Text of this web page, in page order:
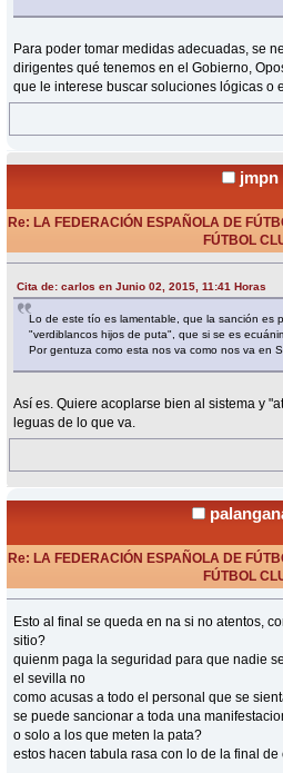
Para poder tomar medidas adecuadas, se
dirigentes qué tenemos en el Gobierno,
que le interese buscar soluciones lógicas o
jmpn
Re: LA FEDERACIÓN ESPAÑOLA DE
FÚTBOL
Cita de: carlos en Junio 02, 2015, 11:41 Horas
Lo de este tío es lamentable, que la sanción es
"verdiblancos hijos de puta", que si se es
Por gentuza como esta nos va como nos va en
Así es. Quiere acoplarse bien al sistema y
leguas de lo que va.
Re: LA FEDERACIÓN ESPAÑOLA DE
FÚTBOL
Esto al final se queda en na si no atentos,
sitio?
quienm paga la seguridad para que nadie
el sevilla no
como acusas a todo el personal que se
se puede sancionar a toda una
o solo a los que meten la pata?
estos hacen tabula rasa con lo de la final de